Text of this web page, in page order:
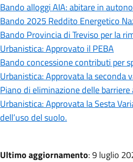
Bando alloggi AIA: abitare in
Bando 2025 Reddito Energetico
Bando Provincia di Treviso per la
Urbanistica: Approvato il PEBA
Bando concessione contributi per
Urbanistica: Approvata la
Piano di eliminazione delle
Urbanistica: Approvata la Sesta
dell’uso del suolo.
Ultimo aggiornamento: 9 luglio